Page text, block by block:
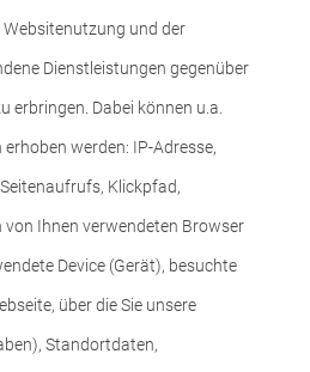
und der
Dienstleistungen gegenüber
erbringen. Dabei können u.a.
werden: IP-Adresse,
Klickpfad,
Ihnen verwendeten Browser
Device (Gerät), besuchte
über die Sie unsere
Standortdaten,